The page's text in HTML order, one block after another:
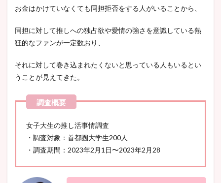
お金はかけていなくても同担拒否をする人がいることから、
同担に対して推しへの独占欲や愛情の強さを意識している熱
狂的なファンが一定数おり、
それに対して巻き込まれたくないと思っている人もいるとい
うことが見えてきた。
女子大生の推し活事情調査
・調査対象：首都圏大学生200人
・調査期間：2023年2⽉1⽇〜2023年2⽉28